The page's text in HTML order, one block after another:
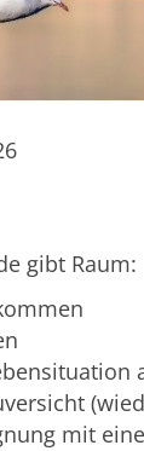
gibt Raum:
mit